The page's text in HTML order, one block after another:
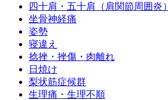
四十肩・五十肩（肩関節周囲炎）
坐骨神経痛
姿勢
寝違え
捻挫・挫傷・肉離れ
日焼け
梨状筋症候群
生理痛・生理不順